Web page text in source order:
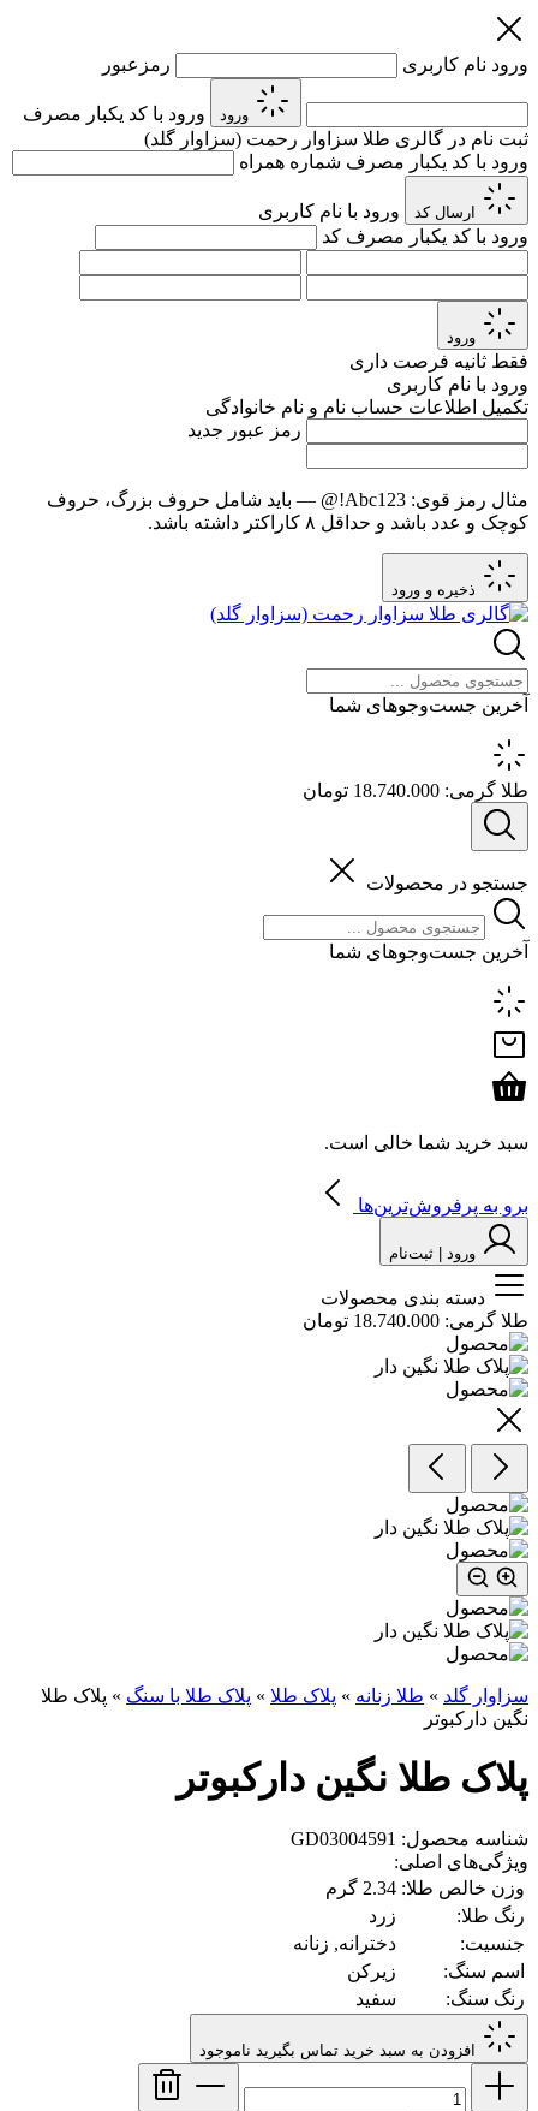
ورود نام کاربری رمزعبور
ورود
ورود با کد یکبار مصرف
ثبت نام در گالری طلا سزاوار رحمت (سزاوار گلد)
ورود با کد یکبار مصرف شماره همراه
ارسال کد
ورود با نام کاربری
ورود با کد یکبار مصرف کد
ورود
فقط ثانیه فرصت داری
ورود با نام کاربری
تکمیل اطلاعات حساب نام و نام خانوادگی
رمز عبور جدید
مثال رمز قوی: Abc123!@
— باید شامل حروف بزرگ، حروف
کوچک و عدد باشد و حداقل ۸ کاراکتر داشته باشد.
ذخیره و ورود
آخرین جست‌وجوهای شما
طلا گرمی: 18.740.000 تومان
جستجو در محصولات
آخرین جست‌وجوهای شما
سبد خرید شما خالی است.
برو به پرفروش‌ترین‌ها
ورود | ثبت‌نام
دسته بندی محصولات
طلا گرمی: 18.740.000 تومان
سزاوار گلد » طلا زنانه » پلاک طلا » پلاک طلا با سنگ » پلاک طلا
نگین دارکبوتر
پلاک طلا نگین دارکبوتر
شناسه محصول: GD03004591
ویژگی‌های اصلی:
وزن خالص طلا: 2.34 گرم
رنگ طلا:
زرد
جنسیت:
دخترانه, زنانه
اسم سنگ:
زیرکن
رنگ سنگ:
سفید
افزودن به سبد خرید تماس بگیرید ناموجود